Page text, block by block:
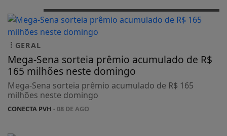
GERAL
Mega-Sena sorteia prêmio acumulado de R$
165 milhões neste domingo
Mega-Sena sorteia prêmio acumulado de R$ 165
milhões neste domingo
CONECTA PVH - 08 DE AGO